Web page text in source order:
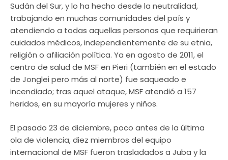
Sudán del Sur, y lo ha hecho desde la neutralidad,
trabajando en muchas comunidades del país y
atendiendo a todas aquellas personas que requirieran
cuidados médicos, independientemente de su etnia,
religión o afiliación política. Ya en agosto de 2011, el
centro de salud de MSF en Pieri (también en el estado
de Jonglei pero más al norte) fue saqueado e
incendiado; tras aquel ataque, MSF atendió a 157
heridos, en su mayoría mujeres y niños.
El pasado 23 de diciembre, poco antes de la última
ola de violencia, diez miembros del equipo
internacional de MSF fueron trasladados a Juba y la